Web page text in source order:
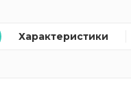
Характеристики